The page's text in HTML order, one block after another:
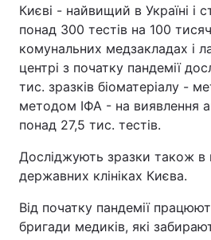
Києві - найвищий в Україні і
понад 300 тестів на 100
комунальних медзакладах і
центрі з початку пандемії
тис. зразків біоматеріалу -
методом ІФА - на виявлення
понад 27,5 тис. тестів.
Досліджують зразки також в
державних клініках Києва.
Від початку пандемії
бригади медиків, які